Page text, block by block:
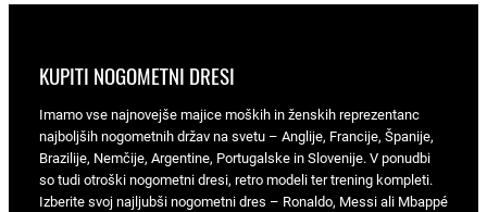
KUPITI NOGOMETNI DRESI
Imamo vse najnovejše majice moških in ženskih reprezentanc
najboljših nogometnih držav na svetu – Anglije, Francije, Španije,
Brazilije, Nemčije, Argentine, Portugalske in Slovenije. V ponudbi
so tudi otroški nogometni dresi, retro modeli ter trening kompleti.
Izberite svoj najljubši nogometni dres – Ronaldo, Messi ali Mbappé